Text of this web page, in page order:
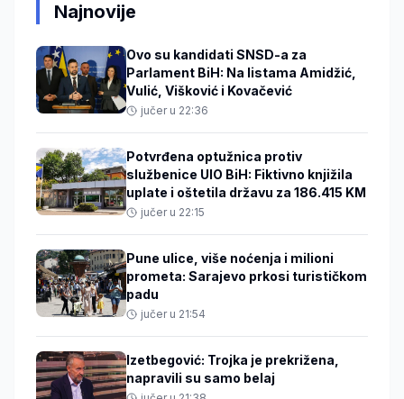
Najnovije
Ovo su kandidati SNSD-a za
Parlament BiH: Na listama Amidžić,
Vulić, Višković i Kovačević
jučer u 22:36
Potvrđena optužnica protiv
službenice UIO BiH: Fiktivno knjižila
uplate i oštetila državu za 186.415 KM
jučer u 22:15
Pune ulice, više noćenja i milioni
prometa: Sarajevo prkosi turističkom
padu
jučer u 21:54
Izetbegović: Trojka je prekrižena,
napravili su samo belaj